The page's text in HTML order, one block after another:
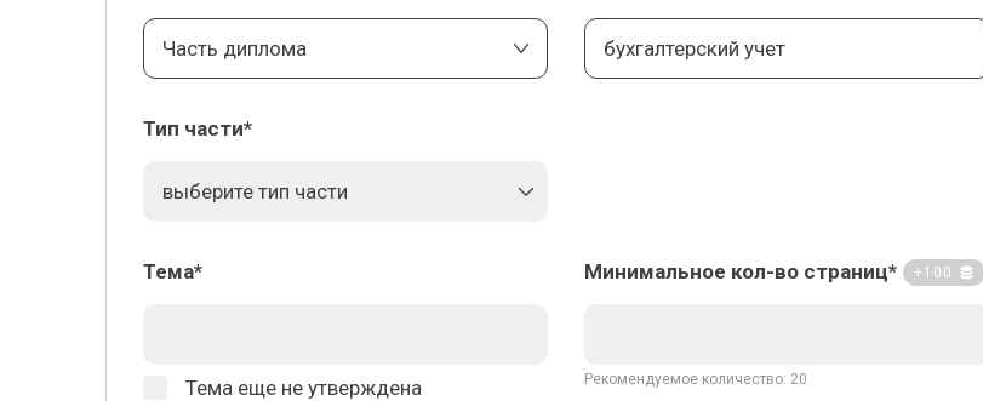
Часть диплома
Тип части*
Тема*
Тема еще не утверждена
Минимальное кол-во страниц* +100
Рекомендуемое количество: 20